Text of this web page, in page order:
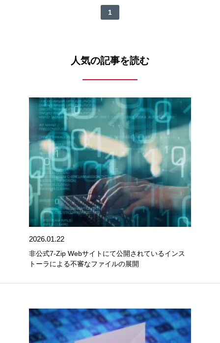
1
人気の記事を読む
2026.01.22
非公式7-Zip Webサイトにて公開されているインス
トーラによる不審なファイルの展開